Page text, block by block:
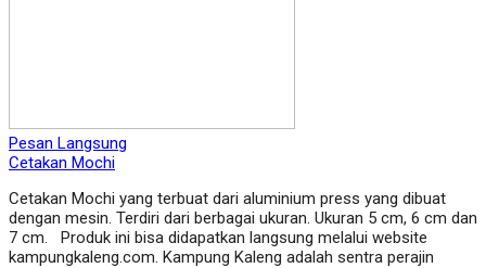
Pesan Langsung
Cetakan Mochi
Cetakan Mochi yang terbuat dari aluminium press yang dibuat
dengan mesin. Terdiri dari berbagai ukuran. Ukuran 5 cm, 6 cm dan
7 cm. Produk ini bisa didapatkan langsung melalui website
kampungkaleng.com. Kampung Kaleng adalah sentra perajin